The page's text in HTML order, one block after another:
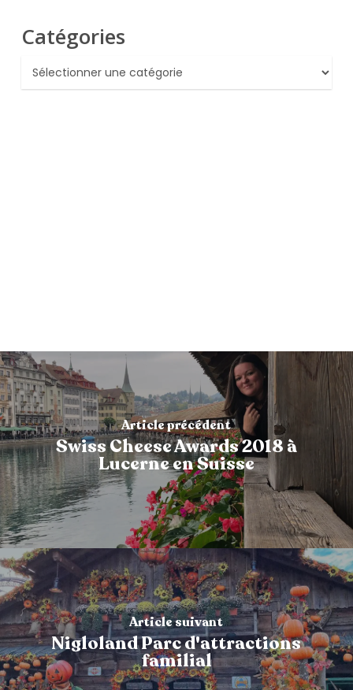
Catégories
Catégories
Article précédent
Swiss Cheese Awards 2018 à
Lucerne en Suisse
Article suivant
Nigloland Parc d'attractions
familial